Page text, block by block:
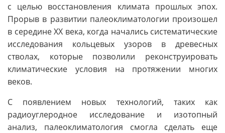
с целью восстановления климата прошлых эпох.
Прорыв в развитии палеоклиматологии произошел
в середине XX века, когда начались систематические
исследования кольцевых узоров в древесных
стволах, которые позволили реконструировать
климатические условия на протяжении многих
веков.
С появлением новых технологий, таких как
радиоуглеродное исследование и изотопный
анализ, палеоклиматология смогла сделать еще